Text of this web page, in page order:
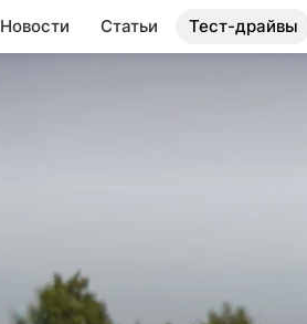
Новости Статьи Тест-драйвы